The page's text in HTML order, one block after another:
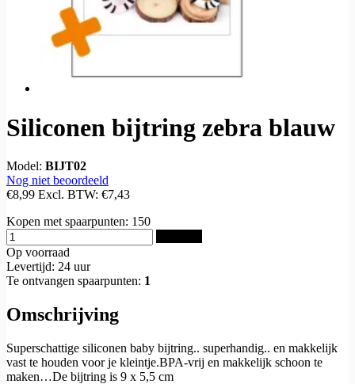
Siliconen bijtring zebra blauw
Model: BIJT02
Nog niet beoordeeld
€8,99 Excl. BTW: €7,43
Kopen met spaarpunten: 150
Op voorraad
Levertijd: 24 uur
Te ontvangen spaarpunten: 1
Omschrijving
Superschattige siliconen baby bijtring.. superhandig.. en makkelijk
vast te houden voor je kleintje.BPA-vrij en makkelijk schoon te
maken…De bijtring is 9 x 5,5 cm